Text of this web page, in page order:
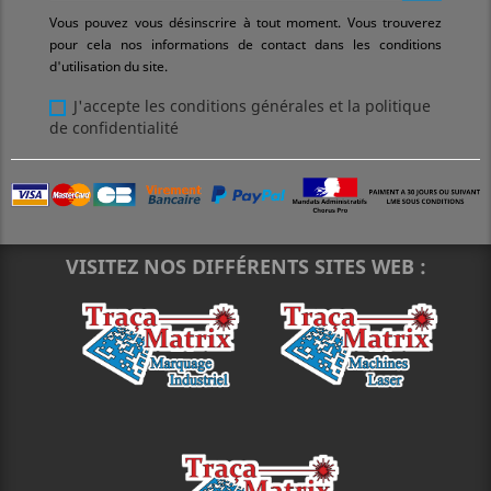
Vous pouvez vous désinscrire à tout moment. Vous trouverez
pour cela nos informations de contact dans les conditions
d'utilisation du site.
J'accepte les conditions générales et la politique
de confidentialité
VISITEZ NOS DIFFÉRENTS SITES WEB :